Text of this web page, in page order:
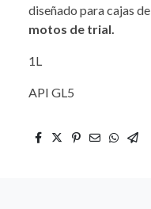
diseñado para cajas
motos de trial.
1L
API GL5